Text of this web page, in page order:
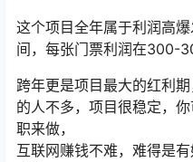
这个项目全年属于利润高
间，每张门票利润在300-
跨年更是项目最大的红利
的人不多，项目很稳定，
职来做，
互联网赚钱不难，难得是